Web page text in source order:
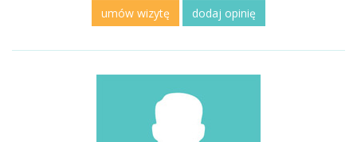
umów wizytę dodaj opinię